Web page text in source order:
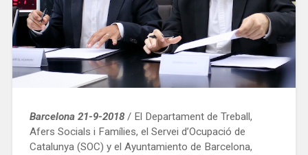
Barcelona 21-9-2018/ El Departament de Treball,
Afers Socials i Famílies, el Servei d’Ocupació de
Catalunya (SOC) y el Ayuntamiento de Barcelona, ​​